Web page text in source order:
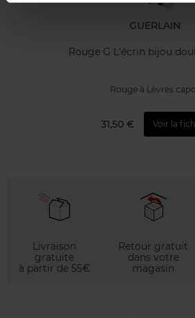
GUERLAIN
Rouge G L'écrin bijou
Rouge à Lèvres
31,50 € Voir la
Livraison
gratuite
à partir de 55€
Retour gratuit
dans votre
magasin